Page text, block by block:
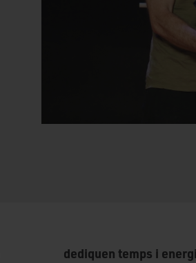
dediquen temps i